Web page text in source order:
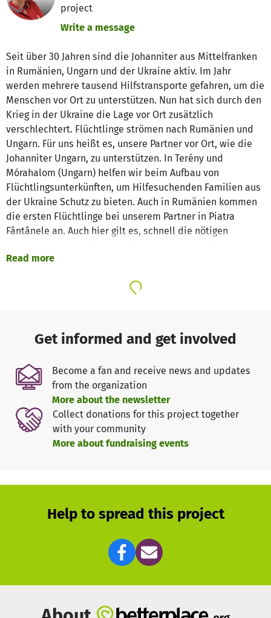
project
Write a message
Seit über 30 Jahren sind die Johanniter aus Mittelfranken
in Rumänien, Ungarn und der Ukraine aktiv. Im Jahr
werden mehrere tausend Hilfstransporte gefahren, um die
Menschen vor Ort zu unterstützen. Nun hat sich durch den
Krieg in der Ukraine die Lage vor Ort zusätzlich
verschlechtert. Flüchtlinge strömen nach Rumänien und
Ungarn. Für uns heißt es, unsere Partner vor Ort, wie die
Johanniter Ungarn, zu unterstützen. In Terény und
Mórahalom (Ungarn) helfen wir beim Aufbau von
Flüchtlingsunterkünften, um Hilfesuchenden Familien aus
der Ukraine Schutz zu bieten. Auch in Rumänien kommen
die ersten Flüchtlinge bei unserem Partner in Piatra
Fântânele an. Auch hier gilt es, schnell die nötigen
Versorgung mit Gütern des täglichen Bedarfs, wie z.B.
Bettwäsche, Betten, Kochgeschirr etc. Unser
Kontakt mit den Helfern und Projekten vor Ort. Er selbst
ist mehrmals im Monat vor Ort und unterstützt direkt mit
Hilfstransporten.
Read more
Get informed and get involved
Become a fan and receive news and updates
from the organization
More about the newsletter
Collect donations for this project together
with your community
More about fundraising events
Help to spread this project